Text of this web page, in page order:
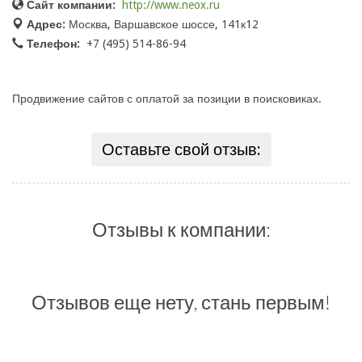
Сайт компании:
http://www.neox.ru
Адрес: Москва, Варшавское шоссе, 141к12
Телефон:
+7 (495) 514-86-94
Продвижение сайтов с оплатой за позиции в поисковиках.
Оставьте свой отзыв:
Отзывы к компании:
Отзывов еще нету, стань первым!